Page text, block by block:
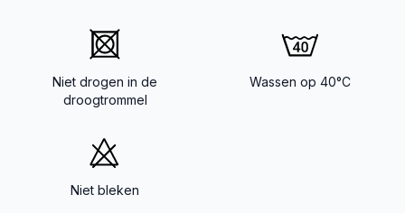
Niet drogen in de
droogtrommel
Wassen op 40°C
Niet bleken